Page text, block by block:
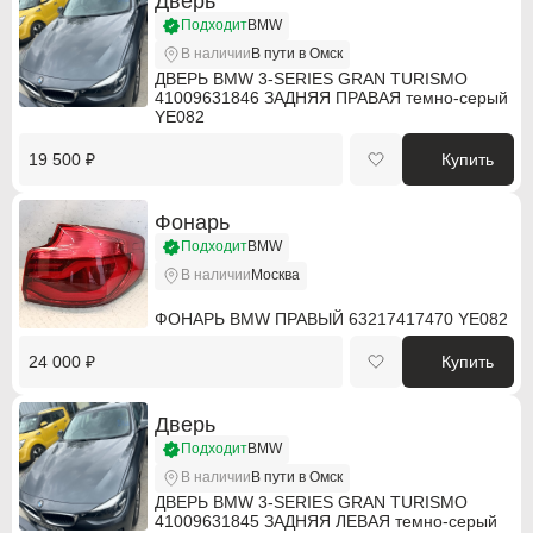
В наличии В пути в Омск
ПодходитBMW
ДВЕРЬ BMW 3-SERIES GRAN TURISMO
41009631846 ЗАДНЯЯ ПРАВАЯ темно-серый
YE082
19 500 ₽ Купить
Фонарь
В наличии Москва
ПодходитBMW
ФОНАРЬ BMW ПРАВЫЙ 63217417470 YE082
24 000 ₽ Купить
Дверь
В наличии В пути в Омск
ПодходитBMW
ДВЕРЬ BMW 3-SERIES GRAN TURISMO
41009631845 ЗАДНЯЯ ЛЕВАЯ темно-серый
Mercedes-Benz
Mini
Mitsubishi
Opel
Peugeot PSA
Pontiac
Porsche
Mercedes-Benz
Mini
Mitsubishi
Opel
Peugeot PSA
Pontiac
Porsche